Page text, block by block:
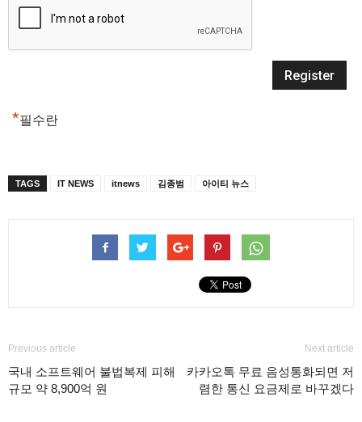
*필수란
TAGS IT NEWS itnews 김종범 아이티 뉴스
Previous article
국내 소프트웨어 불법복제 피해
규모 약 8,900억 원
Next article
카카오톡 무료 음성통화되면 저
렴한 통신 요금제로 바꾸겠다